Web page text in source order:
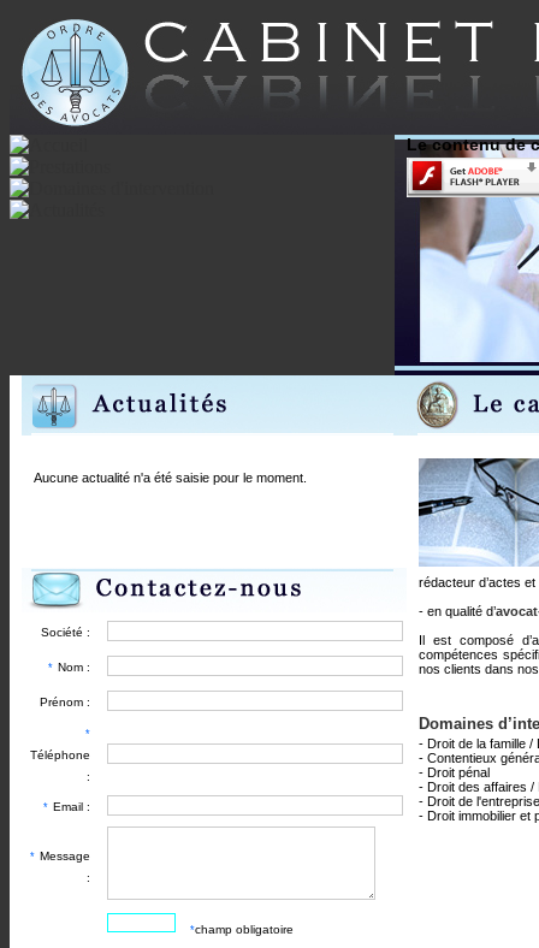
Le contenu de
Aucune actualité n'a été saisie pour le moment.
Société :
* Nom :
Prénom :
*
Téléphone
:
* Email :
* Message
:
*champ obligatoire
rédacteur d’actes
- en qualité d’
Il est composé
compétences
nos clients dans
Domaines
- Droit de la famille /
- Contentieux
- Droit pénal
- Droit des affaires /
- Droit de
- Droit immobilier et